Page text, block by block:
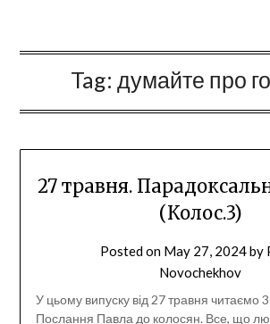
Tag: думайте про
27 травня.
(Колос.3)
Posted on May 27, 2024by
Novochekhov
У цьому випуску від 27 травня читаємо 3
Послання Павла до колосян. Все, що